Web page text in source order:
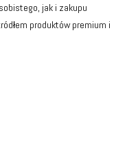
jak i zakupu
produktów premium i